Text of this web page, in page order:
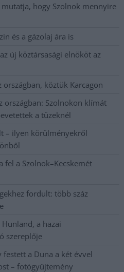
hogy Szolnok mennyire
és a gázolaj ára is
új köztársasági elnököt az
köztük Karcagon
országban: Szolnokon klímát
a tüzeknél
– ilyen körülményekről
a Szolnok–Kecskemét
fordult: több száz
a hazai
szereplője
festett a Duna a két évvel
– fotógyűjtemény